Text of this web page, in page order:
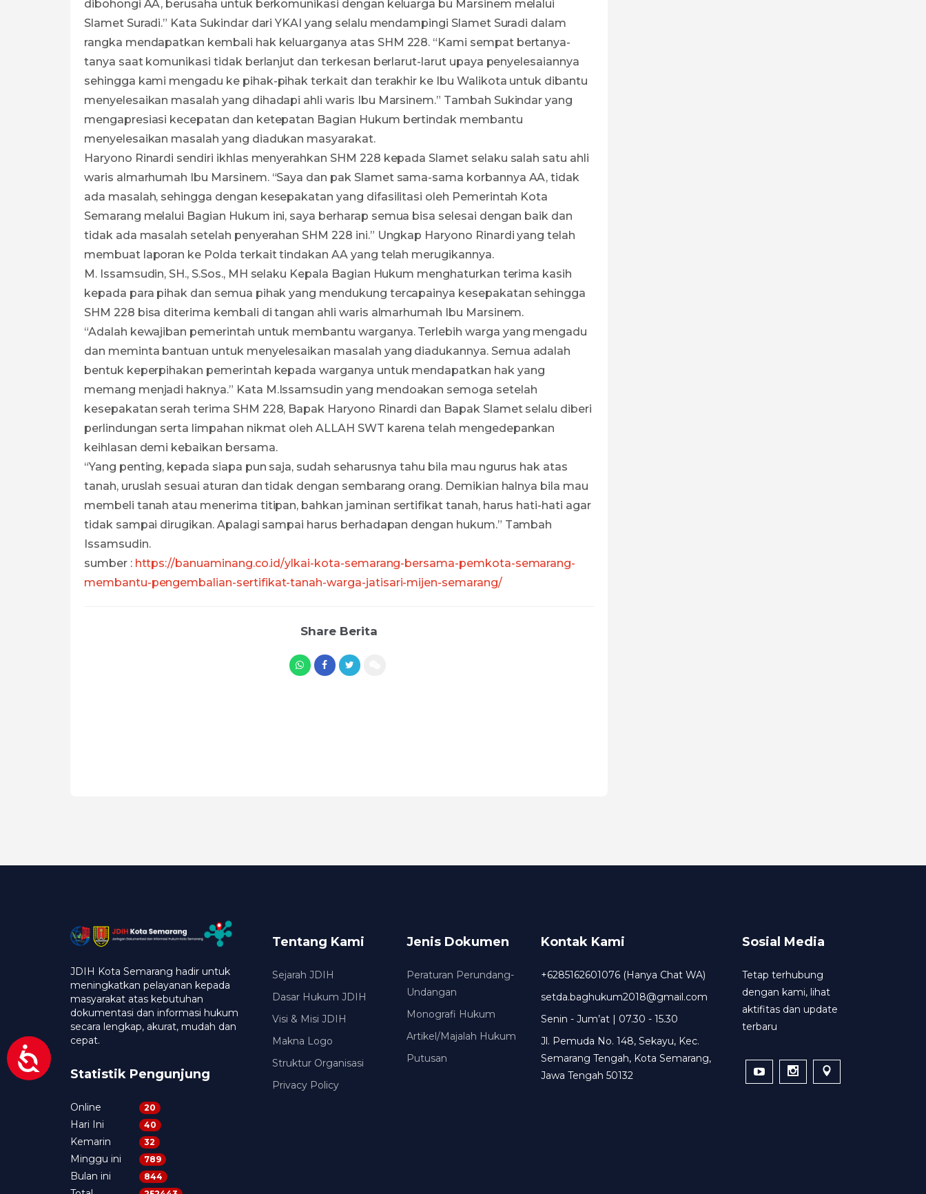
dibohongi AA, berusaha untuk berkomunikasi dengan keluarga bu Marsinem melalui
Slamet Suradi.” Kata Sukindar dari YKAI yang selalu mendampingi Slamet Suradi dalam
rangka mendapatkan kembali hak keluarganya atas SHM 228. “Kami sempat bertanya-
tanya saat komunikasi tidak berlanjut dan terkesan berlarut-larut upaya penyelesaiannya
sehingga kami mengadu ke pihak-pihak terkait dan terakhir ke Ibu Walikota untuk dibantu
menyelesaikan masalah yang dihadapi ahli waris Ibu Marsinem.” Tambah Sukindar yang
mengapresiasi kecepatan dan ketepatan Bagian Hukum bertindak membantu
menyelesaikan masalah yang diadukan masyarakat.
Haryono Rinardi sendiri ikhlas menyerahkan SHM 228 kepada Slamet selaku salah satu ahli
waris almarhumah Ibu Marsinem. “Saya dan pak Slamet sama-sama korbannya AA, tidak
ada masalah, sehingga dengan kesepakatan yang difasilitasi oleh Pemerintah Kota
Semarang melalui Bagian Hukum ini, saya berharap semua bisa selesai dengan baik dan
tidak ada masalah setelah penyerahan SHM 228 ini.” Ungkap Haryono Rinardi yang telah
membuat laporan ke Polda terkait tindakan AA yang telah merugikannya.
M. Issamsudin, SH., S.Sos., MH selaku Kepala Bagian Hukum menghaturkan terima kasih
kepada para pihak dan semua pihak yang mendukung tercapainya kesepakatan sehingga
SHM 228 bisa diterima kembali di tangan ahli waris almarhumah Ibu Marsinem.
“Adalah kewajiban pemerintah untuk membantu warganya. Terlebih warga yang mengadu
dan meminta bantuan untuk menyelesaikan masalah yang diadukannya. Semua adalah
bentuk keperpihakan pemerintah kepada warganya untuk mendapatkan hak yang
memang menjadi haknya.” Kata M.Issamsudin yang mendoakan semoga setelah
kesepakatan serah terima SHM 228, Bapak Haryono Rinardi dan Bapak Slamet selalu diberi
perlindungan serta limpahan nikmat oleh ALLAH SWT karena telah mengedepankan
keihlasan demi kebaikan bersama.
“Yang penting, kepada siapa pun saja, sudah seharusnya tahu bila mau ngurus hak atas
tanah, uruslah sesuai aturan dan tidak dengan sembarang orang. Demikian halnya bila mau
membeli tanah atau menerima titipan, bahkan jaminan sertifikat tanah, harus hati-hati agar
tidak sampai dirugikan. Apalagi sampai harus berhadapan dengan hukum.” Tambah
Issamsudin.
sumber : https://banuaminang.co.id/ylkai-kota-semarang-bersama-pemkota-semarang-
membantu-pengembalian-sertifikat-tanah-warga-jatisari-mijen-semarang/
Share Berita
JDIH Kota Semarang hadir untuk
meningkatkan pelayanan kepada
masyarakat atas kebutuhan
dokumentasi dan informasi hukum
secara lengkap, akurat, mudah dan
cepat.
Statistik Pengunjung
Online 20
Hari Ini 40
Kemarin 32
Minggu ini 789
Bulan ini 844
Tentang Kami
Sejarah JDIH
Dasar Hukum JDIH
Visi & Misi JDIH
Makna Logo
Struktur Organisasi
Privacy Policy
Jenis Dokumen
Peraturan Perundang-
Undangan
Monografi Hukum
Artikel/Majalah Hukum
Putusan
Kontak Kami
+6285162601076 (Hanya Chat WA)
setda.baghukum2018@gmail.com
Senin - Jum’at | 07.30 - 15.30
Jl. Pemuda No. 148, Sekayu, Kec.
Semarang Tengah, Kota Semarang,
Jawa Tengah 50132
Sosial Media
Tetap terhubung
dengan kami, lihat
aktifitas dan update
terbaru